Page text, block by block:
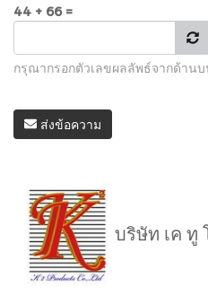
44 + 66 =
กรุณากรอกตัวเลขผลลัพธ์จากด้าน
ส่งข้อความ
บริษัท เค ทู